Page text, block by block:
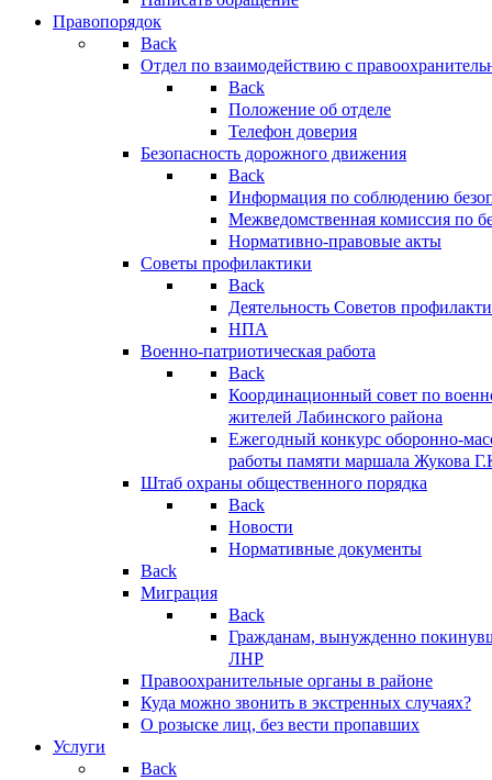
Правопорядок
Back
Отдел по взаимодействию с
Back
Положение об отделе
Телефон доверия
Безопасность дорожного движения
Back
Информация по соблюдению
Межведомственная комиссия по
Нормативно-правовые акты
Советы профилактики
Back
Деятельность Советов
НПА
Военно-патриотическая работа
Back
Координационный совет по
жителей Лабинского района
Ежегодный конкурс оборонно-
работы памяти маршала Жукова
Штаб охраны общественного порядка
Back
Новости
Нормативные документы
Back
Миграция
Back
Гражданам, вынужденно
ЛНР
Правоохранительные органы в районе
Куда можно звонить в экстренных случаях?
О розыске лиц, без вести пропавших
Услуги
Back